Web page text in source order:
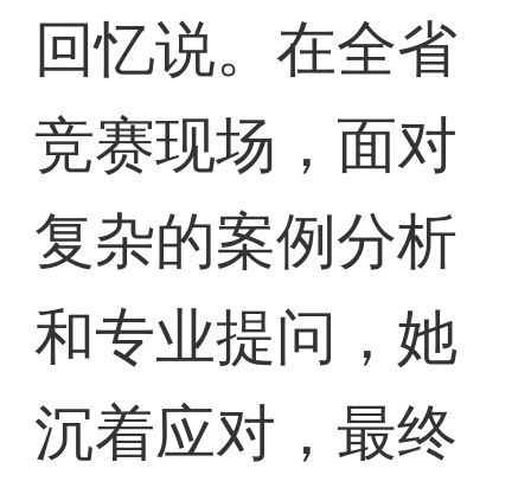
回忆说。在全省
竞赛现场，面对
复杂的案例分析
和专业提问，她
沉着应对，最终